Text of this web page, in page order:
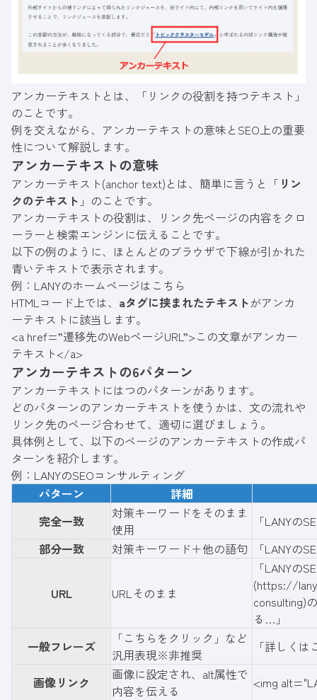
アンカーテキストとは、「リンクの役割を持つテキスト」
のことです。
例を交えながら、アンカーテキストの意味とSEO上の重要
性について解説します。
アンカーテキストの意味
アンカーテキスト(anchor text)とは、簡単に言うと「 リン
クのテキスト 」のことです。
アンカーテキストの役割は、リンク先ページの内容をクロ
ーラーと検索エンジンに伝えることです。
以下の例のように、ほとんどのブラウザで下線が引かれた
青いテキストで表示されます。
例： LANYのホームページはこちら
HTMLコード上では、 aタグに挟まれたテキストがアンカ
ーテキストに該当します。
<a href=”遷移先のWebページURL”>この文章がアンカー
テキスト</a>
アンカーテキストの6パターン
アンカーテキストにはつのパターンがあります。
どのパターンのアンカーテキストを使うかは、文の流れや
リンク先のページ合わせて、適切に選びましょう。
具体例として、以下のページのアンカーテキストの作成パ
ターンを紹介します。
例： LANYのSEOコンサルティング
パターン
詳細
完全一致
対策キーワードをそのまま
使用
「LANYの
部分一致
対策キーワード＋他の語句 「LANYの
URL URLそのまま
「LANYの
(https://
consulting)
る…」
一般フレーズ
「こちらをクリック」など
汎用表現※非推奨
「詳しくは
画像リンク
画像に設定され、alt属性で
内容を伝える
<img